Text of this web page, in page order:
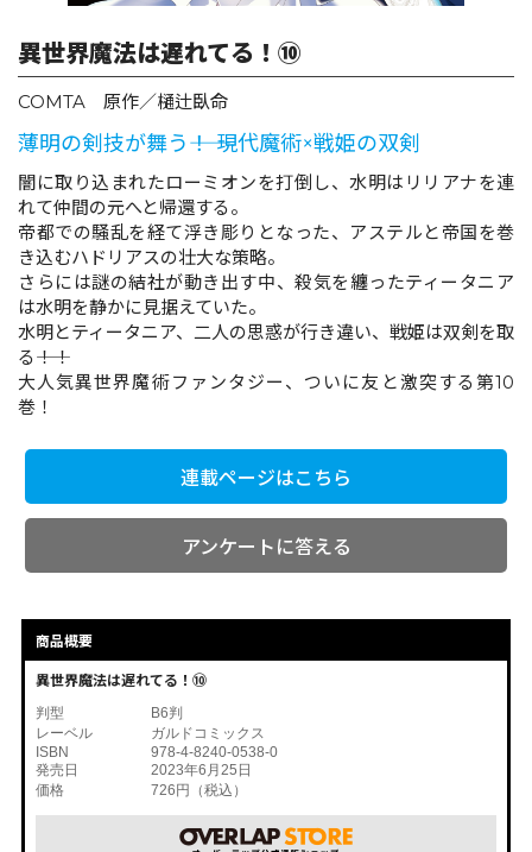
コミッククリエ
コミックパルフェ
コミックエッセイ
異世界魔法は遅れてる！⑩
COMTA 原作／樋辻臥命
薄明の剣技が舞う――！ 現代魔術×戦姫の双剣
闇に取り込まれたローミオンを打倒し、水明はリリアナを連
れて仲間の元へと帰還する。
帝都での騒乱を経て浮き彫りとなった、アステルと帝国を巻
き込むハドリアスの壮大な策略。
さらには謎の結社が動き出す中、殺気を纏ったティータニア
は水明を静かに見据えていた。
水明とティータニア、二人の思惑が行き違い、戦姫は双剣を取
る――！！
大人気異世界魔術ファンタジー、ついに友と激突する第10
巻！
連載ページはこちら
アンケートに答える
商品概要
異世界魔法は遅れてる！⑩
判型
B6判
レーベル
ガルドコミックス
ISBN
978-4-8240-0538-0
発売日
2023年6月25日
価格
726円（税込）